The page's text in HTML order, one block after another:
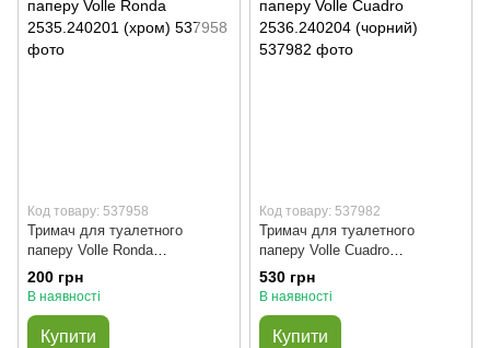
Код товару: 537958
Тримач для туалетного
паперу Volle Ronda
2535.240201 (хром)
200 грн
В наявності
Купити
Код товару: 537982
Тримач для туалетного
паперу Volle Cuadro
2536.240204 (чорний)
530 грн
В наявності
Купити